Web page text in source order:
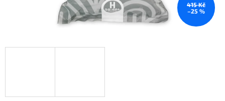
415 Kč
–25 %